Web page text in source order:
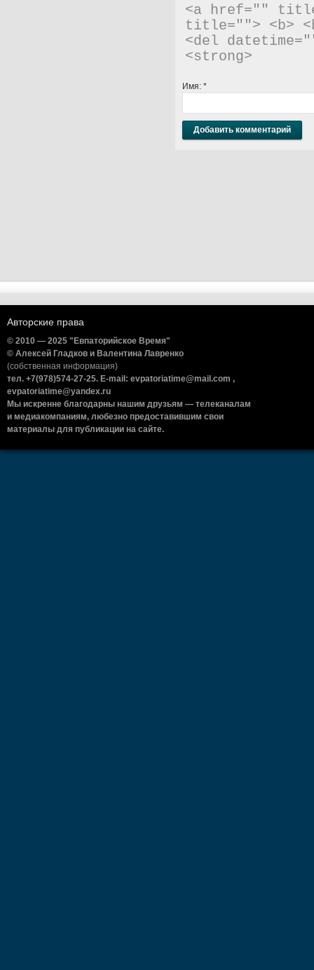
<a href=""
title=""> <b>
<del
<strong>
Имя: *
Авторские права
© 2010 — 2025 "Евпаторийское Время"
© Алексей Гладков и Валентина Лавренко
(собственная информация)
тел. +7(978)574-27-25. E-mail: evpatoriatime@mail.com ,
evpatoriatime@yandex.ru
Мы искренне благодарны нашим друзьям — телеканалам
и медиакомпаниям, любезно предоставившим свои
материалы для публикации на сайте.